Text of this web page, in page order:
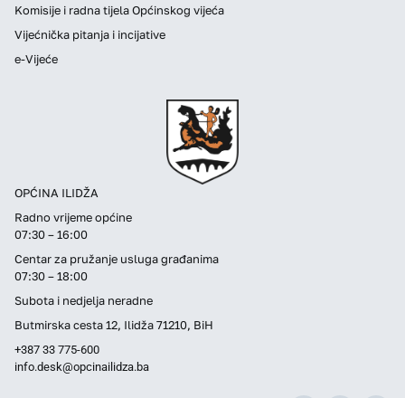
OPĆINA ILIDŽA
Radno vrijeme općine
07:30 – 16:00
Centar za pružanje usluga građanima
07:30 – 18:00
Subota i nedjelja neradne
Butmirska cesta 12, Ilidža 71210, BiH
+387 33 775-600
info.desk@opcinailidza.ba
Komisije i radna tijela Općinskog vijeća
Vijećnička pitanja i incijative
e-Vijeće